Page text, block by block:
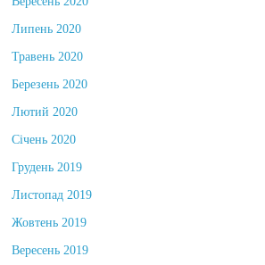
Вересень 2020
Липень 2020
Травень 2020
Березень 2020
Лютий 2020
Січень 2020
Грудень 2019
Листопад 2019
Жовтень 2019
Вересень 2019